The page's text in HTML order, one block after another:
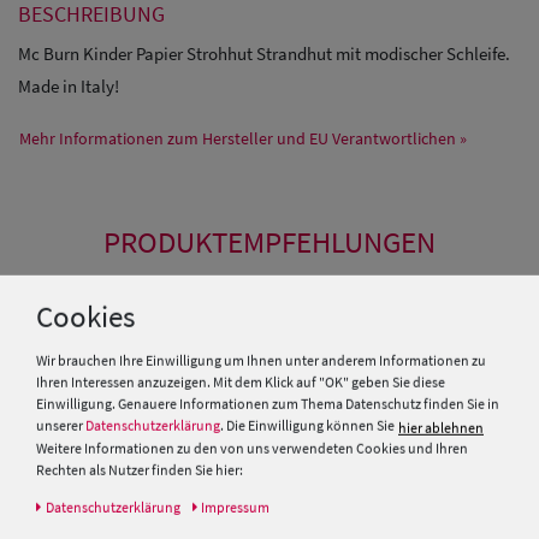
BESCHREIBUNG
Mc Burn Kinder Papier Strohhut Strandhut mit modischer Schleife.
Made in Italy!
Mehr Informationen zum Hersteller und EU Verantwortlichen »
PRODUKTEMPFEHLUNGEN
SALE
Cookies
Wir brauchen Ihre Einwilligung um Ihnen unter anderem Informationen zu
Ihren Interessen anzuzeigen. Mit dem Klick auf "OK" geben Sie diese
Einwilligung. Genauere Informationen zum Thema Datenschutz finden Sie in
unserer Datenschutzerklärung. Die Einwilligung können Sie hier ablehnen
Weitere Informationen zu den von uns verwendeten Cookies und Ihren
Rechten als Nutzer finden Sie hier:
Daten­schutz­erklärung Impressum